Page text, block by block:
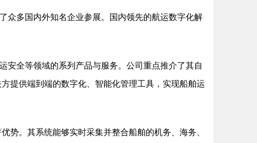
众多国内外知名企业参展。国内领先的航运数字化解
安全等领域的系列产品与服务。公司重点推介了其自
提供端到端的数字化、智能化管理工具，实现船舶运
势。其系统能够实时采集并整合船舶的机务、海务、